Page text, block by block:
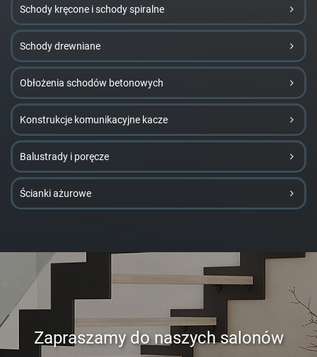
Schody kręcone i schody spiralne
Schody drewniane
Obłożenia schodów betonowych
Konstrukcje komunikacyjne kacze
Balustrady i poręcze
Ścianki ażurowe
Zapraszamy do naszych salonów